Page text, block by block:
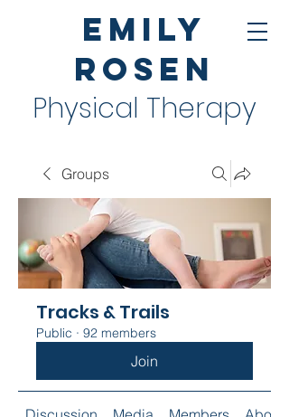
Emily
Rosen
Physical Therapy
Groups
Tracks & Trails
Public · 92 members
Join